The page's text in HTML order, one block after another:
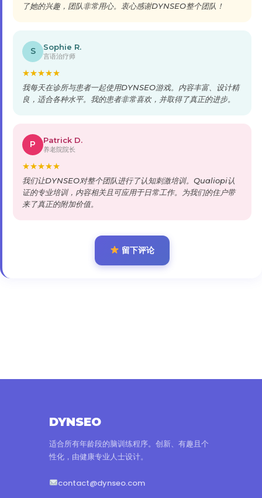
了她的兴趣，团队非常用心。衷心感谢DYNSEO整个团队！
S Sophie R.
言语治疗师
★★★★★
我每天在诊所与患者一起使用DYNSEO游戏。内容丰富、设计精
良，适合各种水平。我的患者非常喜欢，并取得了真正的进步。
P Patrick D.
养老院院长
★★★★★
我们让DYNSEO对整个团队进行了认知刺激培训。Qualiopi认
证的专业培训，内容相关且可应用于日常工作。为我们的住户带
来了真正的附加价值。
留下评论
DYNSEO
适合所有年龄段的脑训练程序。创新、有趣且个
性化，由健康专业人士设计。
contact@dynseo.com